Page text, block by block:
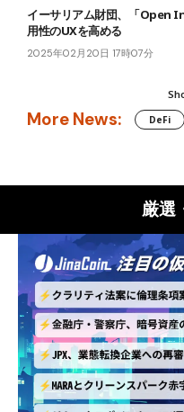
イーサリアム財団、「Open
用性のUXを高める
2025年02月20日 17時07分
More News: DeFi
厳選